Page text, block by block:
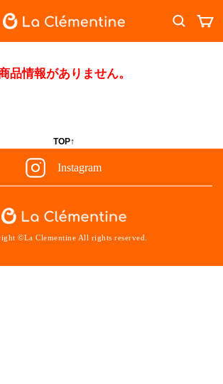
品情報がありません。
TOP↑
Instagram
©La Clementine All rights reserved.